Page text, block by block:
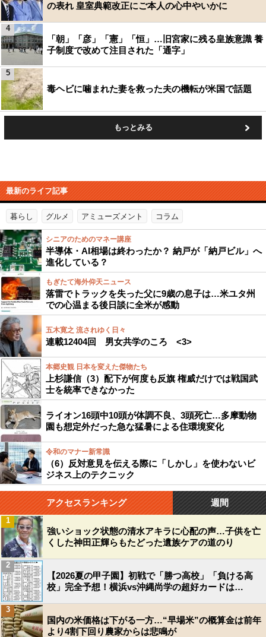
の表れ 皇室典範改正にご本人の心中やいかに
「朝」「彦」「憲」「恒」…旧宮家に残る皇族意識 養
子制度で改めて注目された「通字」
4
毒ヘビに噛まれた妻を救った夫の機転が米国で話題
5
もっとみる
最新のライフ記事
暮らし グルメ アミューズメント コラム
シニアのためのマネー講座
半導体・AI相場は終わったか？ 納戸が「納戸ビル」へ
進化している？
もぎたて海外仰天ニュース
落雷でトラックを失った父に9歳の息子は…米ユタ州
での心温まる後日談に全米が感動
五木寛之 流されゆく日々
連載12404回 男女共学のころ <3>
本郷史観 日本を変えた傑物たち
上杉謙信（3）配下が何度も反旗 権威だけでは戦国武
士を統率できなかった
ライオン16頭中10頭が体調不良、3頭死亡…多摩動物
園も想定外だった急な猛暑による住環境変化
令和のマナー新常識
（6）反対意見を伝える際に「しかし」を使わないビ
ジネス上のテクニック
アクセスランキング 週間
強いショック状態の清水アキラに心配の声…子供を亡
くした神田正輝らもたどった遺族ケアの道のり
1
【2026夏の甲子園】初戦で「勝つ高校」「負ける高
校」完全予想！横浜vs沖縄尚学の超好カードは…
2
国内の米価格は下がる一方…“早場米”の概算金は前年
より4割下回り農家からは悲鳴が
3